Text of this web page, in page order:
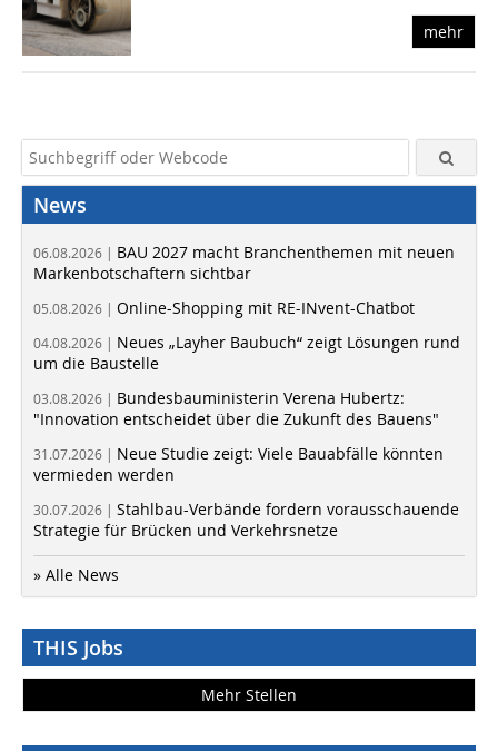
mehr
News
06.08.2026 | BAU 2027 macht Branchenthemen mit neuen
Markenbotschaftern sichtbar
05.08.2026 | Online-Shopping mit RE-INvent-Chatbot
04.08.2026 | Neues „Layher Baubuch“ zeigt Lösungen rund
um die Baustelle
03.08.2026 | Bundesbauministerin Verena Hubertz:
"Innovation entscheidet über die Zukunft des Bauens"
31.07.2026 | Neue Studie zeigt: Viele Bauabfälle könnten
vermieden werden
30.07.2026 | Stahlbau-Verbände fordern vorausschauende
Strategie für Brücken und Verkehrsnetze
» Alle News
THIS Jobs
Mehr Stellen